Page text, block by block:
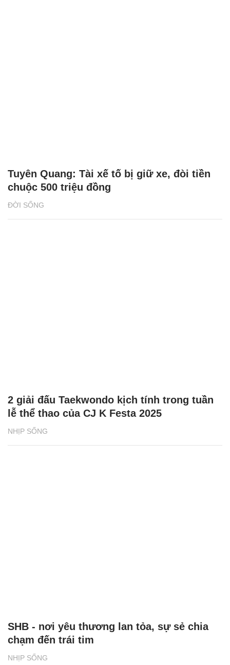
ĐỜI SỐNG
Tuyên Quang: Tài xế tố bị giữ xe, đòi tiền
chuộc 500 triệu đồng
NHỊP SỐNG
2 giải đấu Taekwondo kịch tính trong tuần
lễ thể thao của CJ K Festa 2025
NHỊP SỐNG
SHB - nơi yêu thương lan tỏa, sự sẻ chia
chạm đến trái tim